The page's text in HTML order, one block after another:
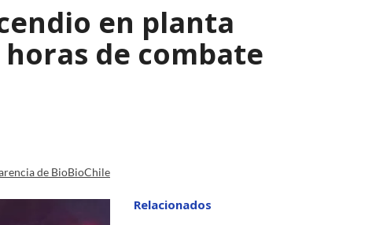
en planta
de combate
de BioBioChile
Relacionados